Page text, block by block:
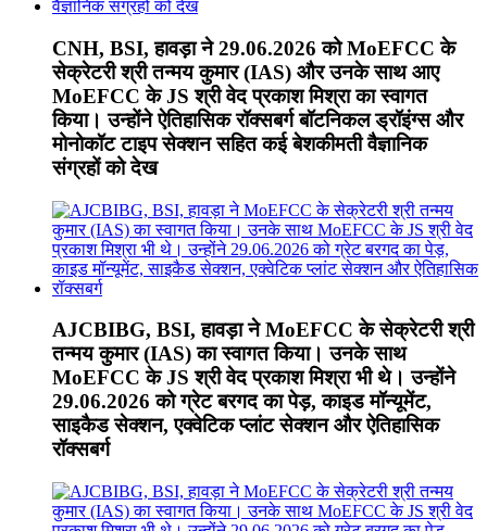
CNH, BSI, हावड़ा ने 29.06.2026 को MoEFCC के
सेक्रेटरी श्री तन्मय कुमार (IAS) और उनके साथ आए
MoEFCC के JS श्री वेद प्रकाश मिश्रा का स्वागत
किया। उन्होंने ऐतिहासिक रॉक्सबर्ग बॉटनिकल ड्रॉइंग्स और
मोनोकॉट टाइप सेक्शन सहित कई बेशकीमती वैज्ञानिक
संग्रहों को देख
AJCBIBG, BSI, हावड़ा ने MoEFCC के सेक्रेटरी श्री
तन्मय कुमार (IAS) का स्वागत किया। उनके साथ
MoEFCC के JS श्री वेद प्रकाश मिश्रा भी थे। उन्होंने
29.06.2026 को ग्रेट बरगद का पेड़, काइड मॉन्यूमेंट,
साइकैड सेक्शन, एक्वेटिक प्लांट सेक्शन और ऐतिहासिक
रॉक्सबर्ग